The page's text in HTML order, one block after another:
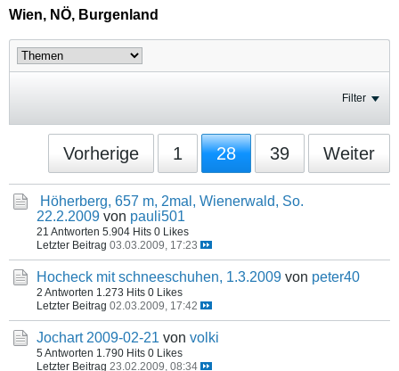
Wien, NÖ, Burgenland
Filter
Vorherige 1 28 39 Weiter
Höherberg, 657 m, 2mal, Wienerwald, So.
22.2.2009 von pauli501
21 Antworten 5.904 Hits 0 Likes
Letzter Beitrag 03.03.2009, 17:23
Hocheck mit schneeschuhen, 1.3.2009 von peter40
2 Antworten 1.273 Hits 0 Likes
Letzter Beitrag 02.03.2009, 17:42
Jochart 2009-02-21 von volki
5 Antworten 1.790 Hits 0 Likes
Letzter Beitrag 23.02.2009, 08:34